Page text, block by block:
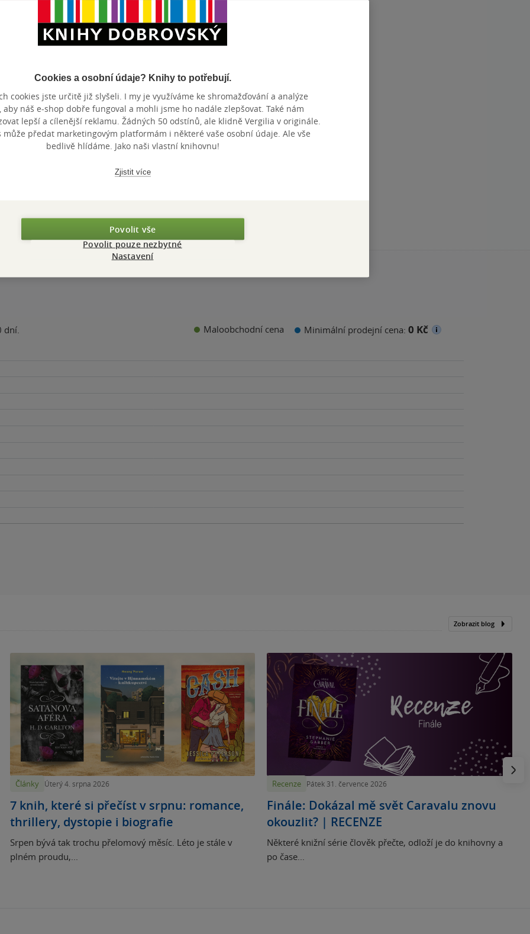
jaro v
Nedostupné
O nový
československý
model socialismu:
Čtyři
vědecké týmy při
Jiří Hoppe & další
0.0
dní. Maloobchodní cena Minimální prodejní cena: 0 Kč
Zobrazit blog
Články Úterý 4. srpna 2026
7 knih, které si přečíst v srpnu: romance,
thrillery, dystopie i biografie
Srpen bývá tak trochu přelomový měsíc. Léto je stále v
plném proudu,...
Recenze Pátek 31. července 2026
Finále: Dokázal mě svět Caravalu znovu
okouzlit? | RECENZE
Některé knižní série člověk přečte, odloží je do knihovny a
po čase...
Cookies a osobní údaje? Knihy to potřebují.
cookies jste určitě již slyšeli. I my je využíváme ke shromažďování a analýze
aby náš e-shop dobře fungoval a mohli jsme ho nadále zlepšovat. Také nám
lepší a cílenější reklamu. Žádných 50 odstínů, ale klidně Vergilia v originále.
může předat marketingovým platformám i některé vaše osobní údaje. Ale vše
bedlivě hlídáme. Jako naši vlastní knihovnu!
Zjistit více
Povolit vše
Povolit pouze nezbytné
Nastavení